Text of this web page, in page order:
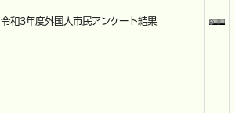
令和3年度外国人市民アンケート結果